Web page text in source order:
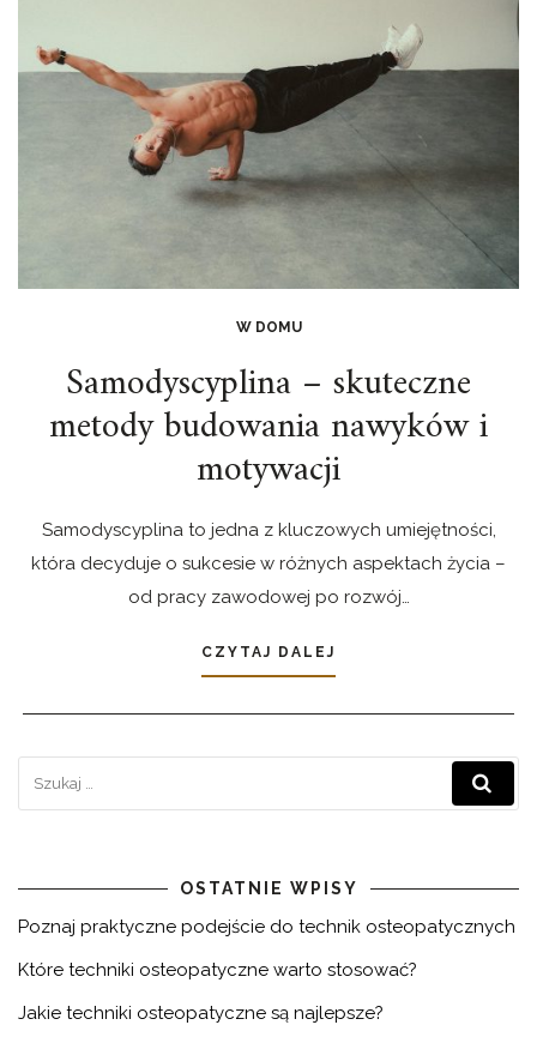
W DOMU
Samodyscyplina – skuteczne
metody budowania nawyków i
motywacji
Samodyscyplina to jedna z kluczowych umiejętności,
która decyduje o sukcesie w różnych aspektach życia –
od pracy zawodowej po rozwój…
CZYTAJ DALEJ
OSTATNIE WPISY
Poznaj praktyczne podejście do technik osteopatycznych
Które techniki osteopatyczne warto stosować?
Jakie techniki osteopatyczne są najlepsze?